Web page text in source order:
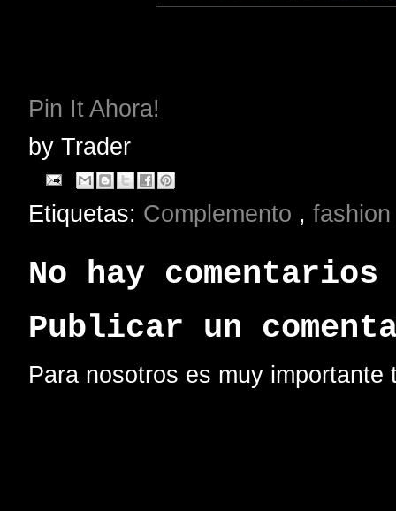
Pin It Ahora!
by Trader
Etiquetas: Complemento ,
No hay
Publicar un
Para nosotros es muy